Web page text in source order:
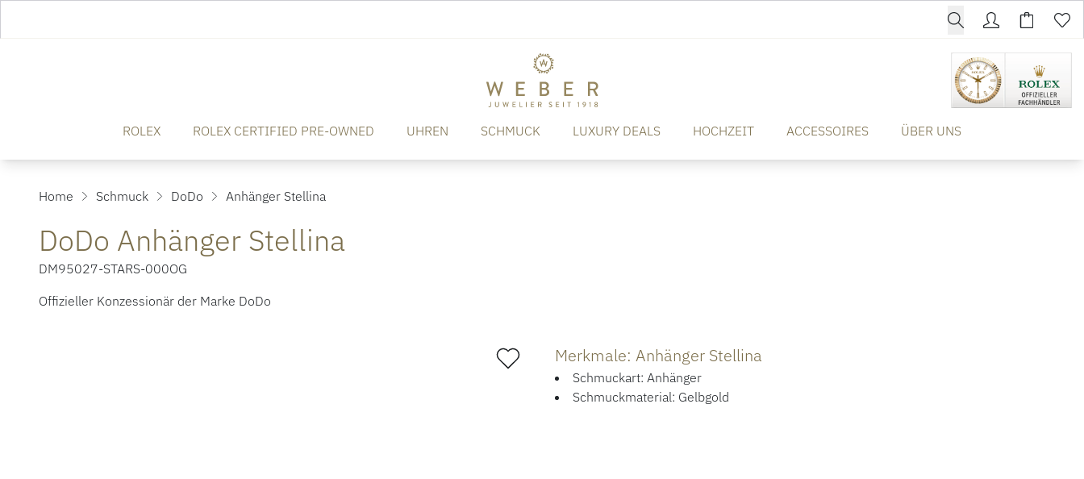
ROLEX ROLEX CERTIFIED PRE-OWNED UHREN SCHMUCK LUXURY DEALS HOCHZEIT ACCESSOIRES ÜBER UNS
Home Schmuck DoDo Anhänger Stellina
DoDo Anhänger Stellina
DM95027-STARS-000OG
Offizieller Konzessionär der Marke DoDo
Merkmale: Anhänger Stellina
Schmuckart: Anhänger
Schmuckmaterial: Gelbgold